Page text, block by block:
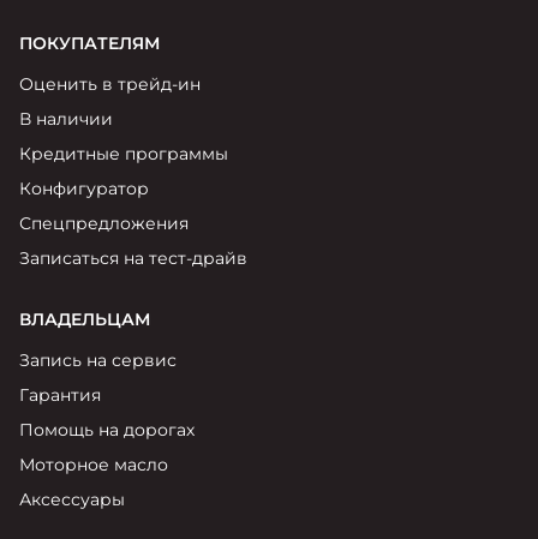
ПОКУПАТЕЛЯМ
Оценить в трейд-ин
В наличии
Кредитные программы
Конфигуратор
Спецпредложения
Записаться на тест-драйв
ВЛАДЕЛЬЦАМ
Запись на сервис
Гарантия
Помощь на дорогах
Моторное масло
Аксессуары